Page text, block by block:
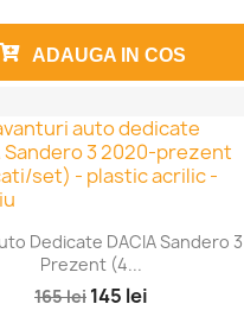
ADAUGA IN COS
Dedicate DACIA Sandero
Prezent (4...
165 lei 145 lei